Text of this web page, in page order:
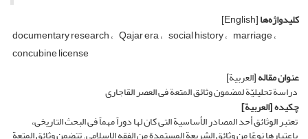
کلیدواژه‌ها[English]
documentary research Qajar era social history marriage
concubine license
عنوان مقاله[العربیة]
دراسة تحلیلیّة لمضمون وثائق المتعة فی العصر القاجاری
چکیده[العربیة]
تعتبر الوثائق أحد المصادر الأساسیة التی کان لها دوراً مهماً فی البحث التاریخی،
باعتبارها نوعًا من وثائق الشریعة المستمدة من الفقه الإسلامی. تتضمن وثائق المتعة